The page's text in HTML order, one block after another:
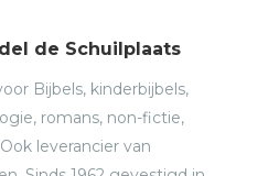
de Schuilplaats
Bijbels, kinderbijbels,
romans, non-fictie,
leverancier van